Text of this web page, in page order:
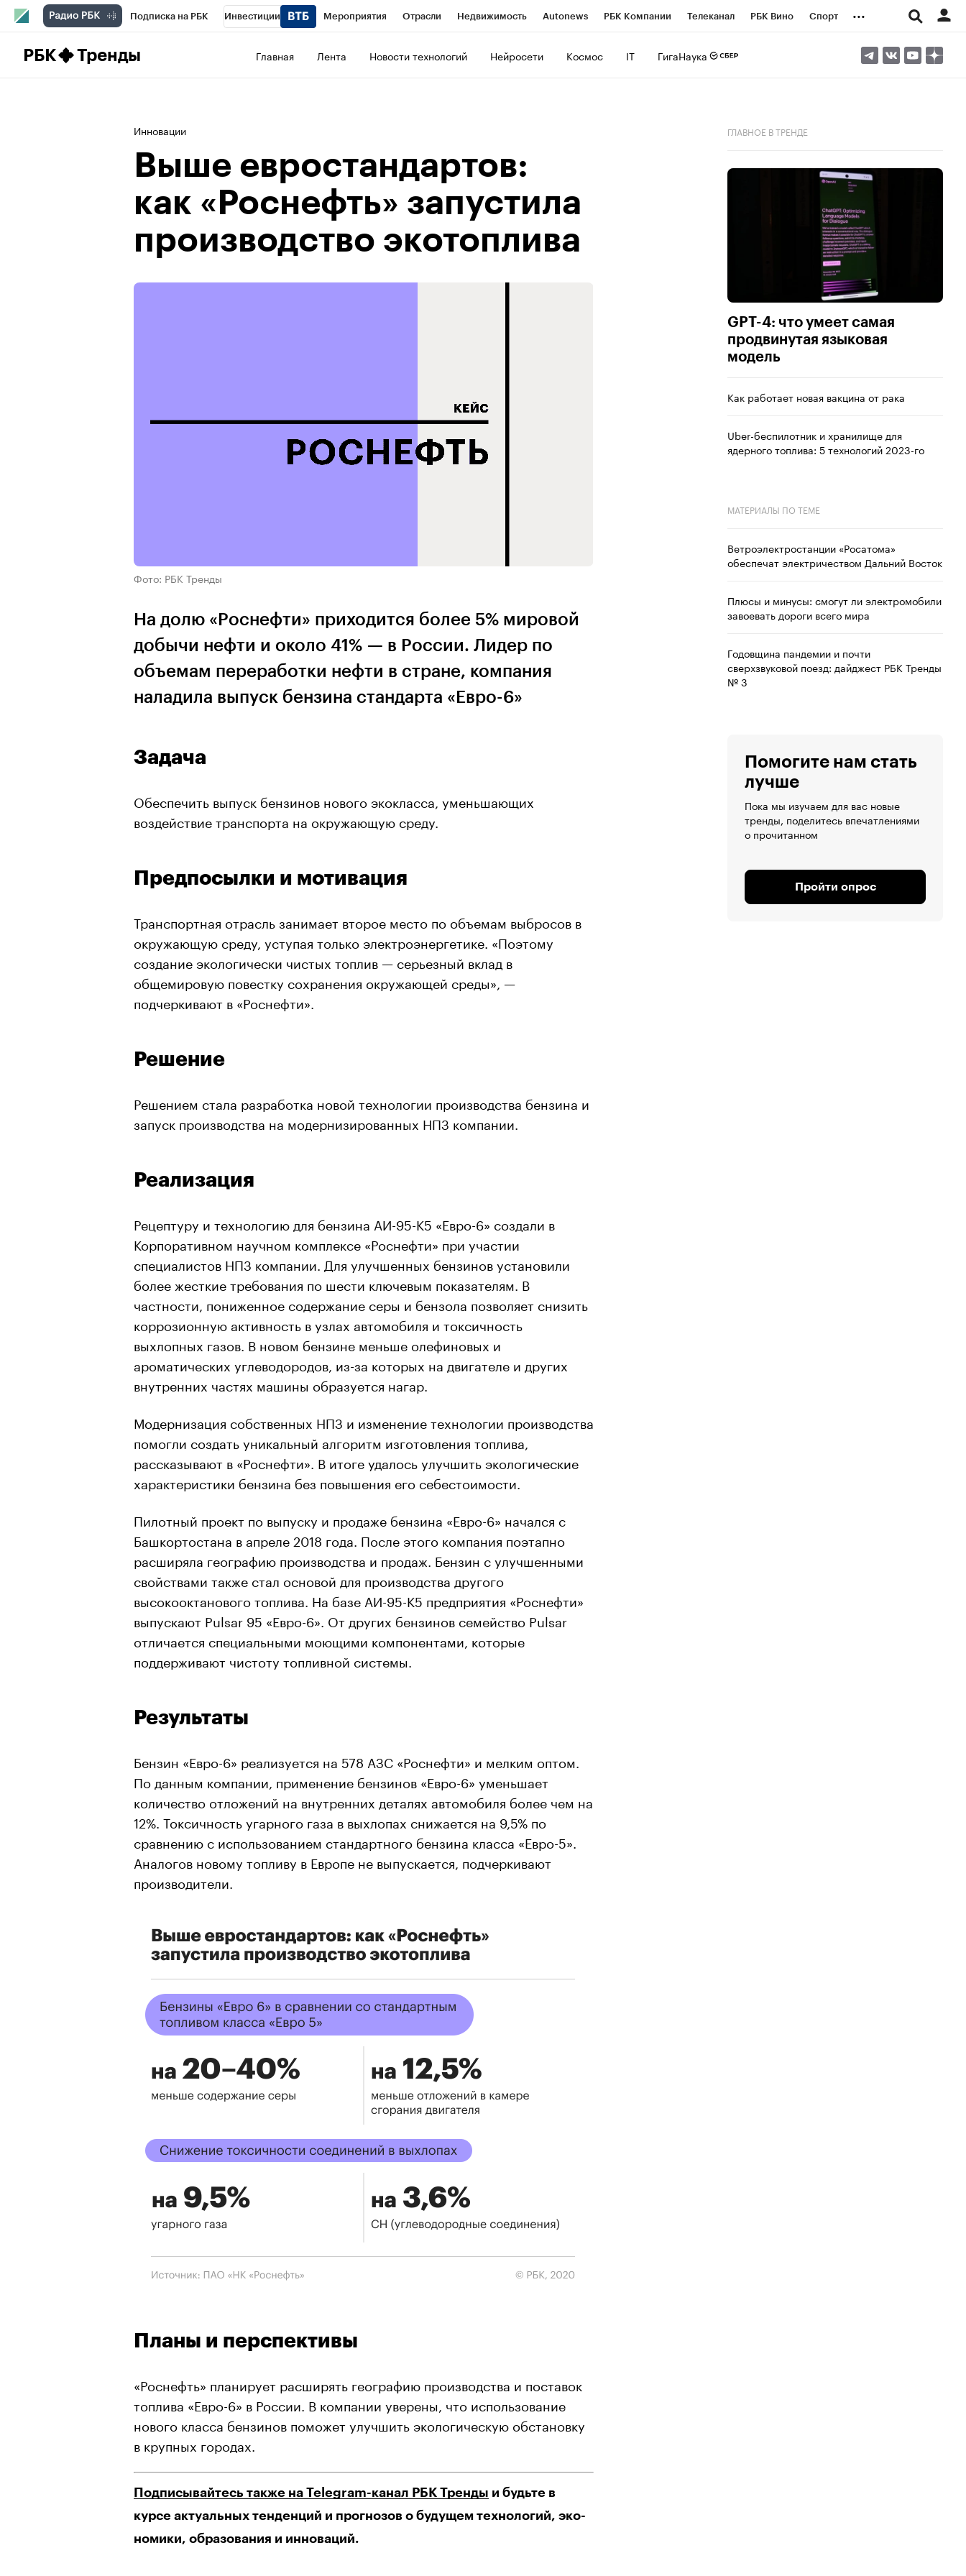
Подписка на РБК Инвестиции Мероприятия Отрасли Недвижимость Autonews РБК Компании Телеканал РБК Вино Спорт ...
РБК Тренды Главная Лента Новости технологий Нейросети Космос IT ГигаНаука
Инновации
Выше евростандартов:
как «Роснефть» запустила
производство экотоплива
Фото: РБК Тренды
На долю «Роснефти» приходится более 5% мировой
добычи нефти и около 41% — в России. Лидер по
объемам переработки нефти в стране, компания
наладила выпуск бензина стандарта «Евро-6»
Задача
Обеспечить выпуск бензинов нового экокласса, уменьшающих
воздействие транспорта на окружающую среду.
Предпосылки и мотивация
Транспортная отрасль занимает второе место по объемам выбросов в
окружающую среду, уступая только электроэнергетике. «Поэтому
создание экологически чистых топлив — серьезный вклад в
общемировую повестку сохранения окружающей среды», —
подчеркивают в «Роснефти».
Решение
Решением стала разработка новой технологии производства бензина и
запуск производства на модернизированных НПЗ компании.
Реализация
Рецептуру и технологию для бензина АИ-95-К5 «Евро-6» создали в
Корпоративном научном комплексе «Роснефти» при участии
специалистов НПЗ компании. Для улучшенных бензинов установили
более жесткие требования по шести ключевым показателям. В
частности, пониженное содержание серы и бензола позволяет снизить
коррозионную активность в узлах автомобиля и токсичность
выхлопных газов. В новом бензине меньше олефиновых и
ароматических углеводородов, из-за которых на двигателе и других
внутренних частях машины образуется нагар.
Модернизация собственных НПЗ и изменение технологии производства
помогли создать уникальный алгоритм изготовления топлива,
рассказывают в «Роснефти». В итоге удалось улучшить экологические
характеристики бензина без повышения его себестоимости.
Пилотный проект по выпуску и продаже бензина «Евро-6» начался с
Башкортостана в апреле 2018 года. После этого компания поэтапно
расширяла географию производства и продаж. Бензин с улучшенными
свойствами также стал основой для производства другого
высокооктанового топлива. На базе АИ-95-К5 предприятия «Роснефти»
выпускают Pulsar 95 «Евро-6». От других бензинов семейство Pulsar
отличается специальными моющими компонентами, которые
поддерживают чистоту топливной системы.
Результаты
Бензин «Евро-6» реализуется на 578 АЗС «Роснефти» и мелким оптом.
По данным компании, применение бензинов «Евро-6» уменьшает
количество отложений на внутренних деталях автомобиля более чем на
12%. Токсичность угарного газа в выхлопах снижается на 9,5% по
сравнению с использованием стандартного бензина класса «Евро-5».
Аналогов новому топливу в Европе не выпускается, подчеркивают
производители.
Планы и перспективы
«Роснефть» планирует расширять географию производства и поставок
топлива «Евро-6» в России. В компании уверены, что использование
нового класса бензинов поможет улучшить экологическую обстановку
в крупных городах.
Подписывайтесь также на Telegram-канал РБК Тренды и будьте в
курсе актуальных тенденций и прогнозов о будущем технологий, эко-
номики, образования и инноваций.
ГЛАВНОЕ В ТРЕНДЕ
GPT-4: что умеет самая
продвинутая языковая
модель
Как работает новая вакцина от рака
Uber-беспилотник и хранилище для
ядерного топлива: 5 технологий 2023-го
МАТЕРИАЛЫ ПО ТЕМЕ
Ветроэлектростанции «Росатома»
обеспечат электричеством Дальний Восток
Плюсы и минусы: смогут ли электромобили
завоевать дороги всего мира
Годовщина пандемии и почти
сверхзвуковой поезд: дайджест РБК Тренды
№ 3
Помогите нам стать
лучше
Пока мы изучаем для вас новые
тренды, поделитесь впечатлениями
о прочитанном
Пройти опрос